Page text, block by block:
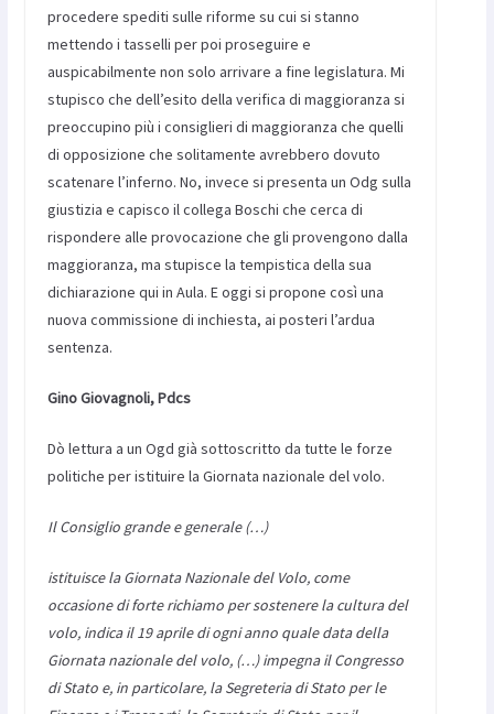
procedere spediti sulle riforme su cui si stanno
mettendo i tasselli per poi proseguire e
auspicabilmente non solo arrivare a fine legislatura. Mi
stupisco che dell’esito della verifica di maggioranza si
preoccupino più i consiglieri di maggioranza che quelli
di opposizione che solitamente avrebbero dovuto
scatenare l’inferno. No, invece si presenta un Odg sulla
giustizia e capisco il collega Boschi che cerca di
rispondere alle provocazione che gli provengono dalla
maggioranza, ma stupisce la tempistica della sua
dichiarazione qui in Aula. E oggi si propone così una
nuova commissione di inchiesta, ai posteri l’ardua
sentenza.
Gino Giovagnoli, Pdcs
Dò lettura a un Ogd già sottoscritto da tutte le forze
politiche per istituire la Giornata nazionale del volo.
Il Consiglio grande e generale (…)
istituisce la Giornata Nazionale del Volo, come
occasione di forte richiamo per sostenere la cultura del
volo, indica il 19 aprile di ogni anno quale data della
Giornata nazionale del volo, (…) impegna il Congresso
di Stato e, in particolare, la Segreteria di Stato per le